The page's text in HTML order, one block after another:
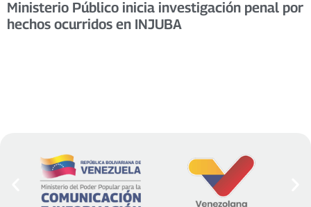
Ministerio Público inicia investigación penal por
hechos ocurridos en INJUBA